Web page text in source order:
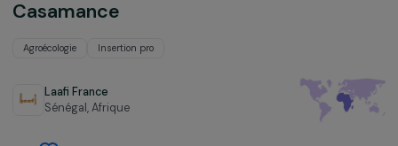
Développer l’apiculture pour
l’autonomie économique des
Agroécologie Insertion pro